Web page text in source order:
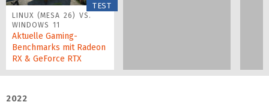
TEST
LINUX (MESA 26) VS.
WINDOWS 11
Aktuelle Gaming-
Benchmarks mit Radeon
RX & GeForce RTX
2022